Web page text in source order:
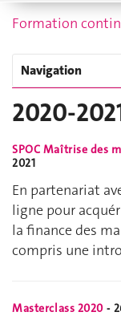
Formation
Navigation
2020-
SPOC Maîtrise des
2021
En partenariat
ligne pour
la finance des
compris une
Masterclass 2020 -